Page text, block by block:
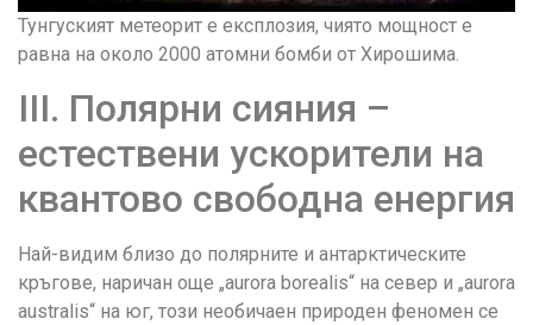
Тунгуският метеорит е експлозия, чиято мощност е
равна на около 2000 атомни бомби от Хирошима.
III. Полярни сияния –
естествени ускорители на
квантово свободна енергия
Най-видим близо до полярните и антарктическите
кръгове, наричан още „aurora borealis“ на север и „aurora
australis“ на юг, този необичаен природен феномен се